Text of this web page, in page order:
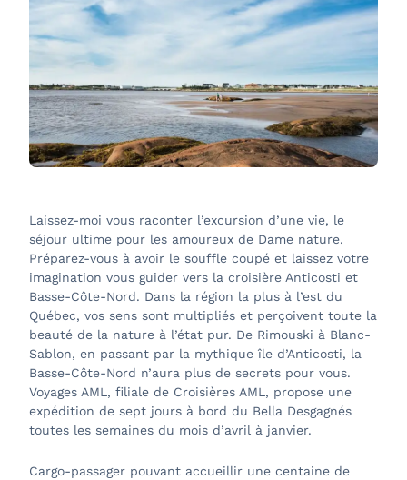
Laissez-moi vous raconter l’excursion d’une vie, le
séjour ultime pour les amoureux de Dame nature.
Préparez-vous à avoir le souffle coupé et laissez votre
imagination vous guider vers la croisière Anticosti et
Basse-Côte-Nord. Dans la région la plus à l’est du
Québec, vos sens sont multipliés et perçoivent toute la
beauté de la nature à l’état pur. De Rimouski à Blanc-
Sablon, en passant par la mythique île d’Anticosti, la
Basse-Côte-Nord n’aura plus de secrets pour vous.
Voyages AML, filiale de Croisières AML, propose une
expédition de sept jours à bord du Bella Desgagnés
toutes les semaines du mois d’avril à janvier.
Cargo-passager pouvant accueillir une centaine de